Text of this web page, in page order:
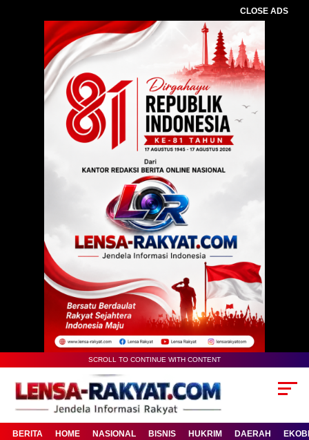
CLOSE ADS
SCROLL TO CONTINUE WITH CONTENT
BERITA HOME NASIONAL BISNIS HUKRIM DAERAH